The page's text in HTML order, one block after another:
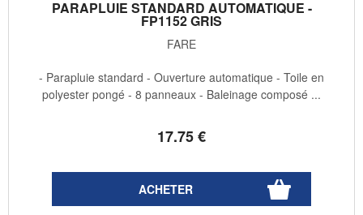
PARAPLUIE STANDARD AUTOMATIQUE -
FP1152 GRIS
FARE
17.75€
- Parapluie standard - Ouverture automatique - Toile en
polyester pongé - 8 panneaux - Baleinage composé ...